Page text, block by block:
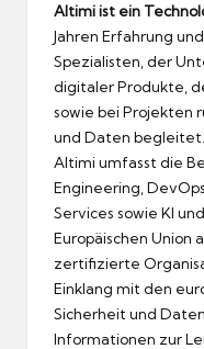
Altimi ist ein
Jahren Erfahrung
Spezialisten, der
digitaler Produkte,
sowie bei Projekten
und Daten
Altimi umfasst die
Engineering,
Services sowie KI
Europäischen Union
zertifizierte
Einklang mit den
Sicherheit und
Informationen zur